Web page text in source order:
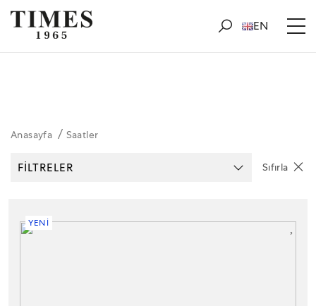
EN
Anasayfa Saatler
FİLTRELER Sıfırla
YENİ